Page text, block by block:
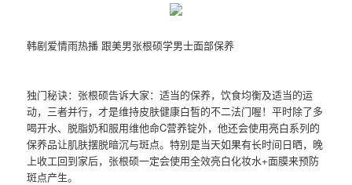
韩剧爱情雨热播 跟美男张根硕学男士面部保养
独门秘诀：张根硕告诉大家：适当的保养，饮食均衡及适当的运
动，三者并行，才是维持皮肤健康白皙的不二法门喔！平时除了多
喝开水、脱脂奶和服用维他命C营养锭外，他还会使用亮白系列的
保养品让肌肤摆脱暗沉与斑点。特别是当天如果有长时间日晒，晚
上收工回到家后，张根硕一定会使用全效亮白化妆水+面膜来预防
斑点产生。